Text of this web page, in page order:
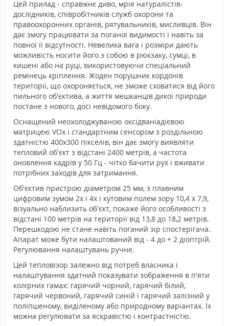
Цей прилад - справжнє диво, мрія натуралістів-
дослідників, співробітників служб охорони та
правоохоронних органів, рятувальників, мисливців. Він
дає змогу працювати за поганої видимості і навіть за
повної її відсутності. Невелика вага і розміри дають
можливість носити його з собою в рюкзаку, сумці, в
кишені або на руці, використовуючи спеціальний
ремінець кріплення. Жоден порушник кордонів
території, що охороняється, не зможе сховатися від його
пильного об'єктива, а життя мешканців дикої природи
постане з нового, досі невідомого боку.
Оснащений неохолоджуваною оксідваніадієвою
матрицею VOx і стандартним сенсором з роздільною
здатністю 400х300 пікселів, він дає змогу виявляти
тепловий об'єкт з відстані 2400 метрів, а частота
оновлення кадрів у 50 Гц - чітко бачити рух і вживати
потрібних заходів для затримання.
Об'єктив пристрою діаметром 25 мм, з плавним
цифровим зумом 2х і 4х і кутовим полем зору 10,4 х 7,9,
візуально наблизить об'єкт, покаже його особливості з
відстані 100 метрів на території від 13,8 до 18,2 метрів.
Перешкодою не стане навіть поганий зір спостерігача.
Апарат може бути налаштований від - 4 до + 2 діоптрій.
Регулювання налаштувань ручне.
Цей тепловізор залежно від потреб власника і
налаштування здатний показувати зображення в п'яти
колірних гамах: гарячий чорний, гарячий білий,
гарячий червоний, гарячий синій і гарячий залізний у
поліпшеному, виділеному або природному варіантах. Їх
можна регулювати за яскравістю і контрастністю.